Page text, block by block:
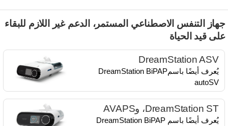
التنفس الاصطناعي المستمر، الدعم غير اللازم للبقاء
قيد الحياة
DreamStation ASV
يُعرف أيضًا باسم​DreamStation BiPAP
autoSV
DreamStation ST، وAVAPS
يُعرف أيضًا باسم DreamStation BiPAP